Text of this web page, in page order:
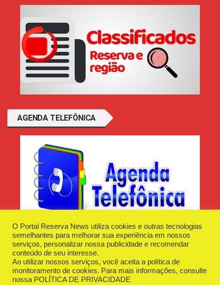
AGENDA TELEFÔNICA
Desenvolvido e Hospedado porPlugin Informática
Reserva News Tecnologia - CNPJ - 42.509.198/0001-83
O Portal Reserva News utiliza cookies e outras tecnologias
semelhantes para melhorar sua experiência em nossos
serviços, personalizar nossa publicidade e recomendar
conteúdo de seu interesse.
Ao utilizar nossos serviços, você aceita a política de
monitoramento de cookies. Para mais informações, consulte
nossa POLÍTICA DE PRIVACIDADE